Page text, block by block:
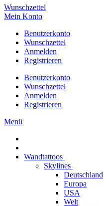
Wunschzettel
Mein Konto
Benutzerkonto
Wunschzettel
Anmelden
Registrieren
Benutzerkonto
Wunschzettel
Anmelden
Registrieren
Menü
Wandtattoos
Skylines
Deutschland
Europa
USA
Welt